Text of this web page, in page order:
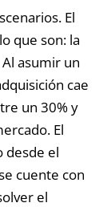
El
que son: la
asumir un
cae
un 30% y
El
desde el
cuente con
el